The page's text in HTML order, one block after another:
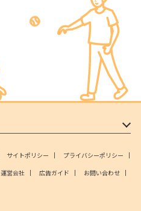
サイトポリシー
プライバシーポリシー
運営会社 広告ガイド
お問い合わせ